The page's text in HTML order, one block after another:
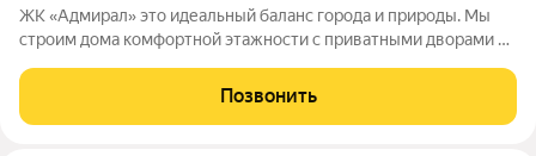
ЖК «Адмирал» это идеальный баланс города и природы. Мы
строим дома комфортной этажности с приватными дворами и
ремонт, мы сдадим вашу
Позвонить